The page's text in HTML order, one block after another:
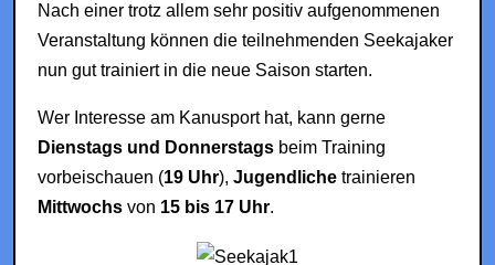
Nach einer trotz allem sehr positiv aufgenommenen
Veranstaltung können die teilnehmenden Seekajaker
nun gut trainiert in die neue Saison starten.
Wer Interesse am Kanusport hat, kann gerne
Dienstags und Donnerstags beim Training
vorbeischauen (19 Uhr), Jugendliche trainieren
Mittwochs von 15 bis 17 Uhr.